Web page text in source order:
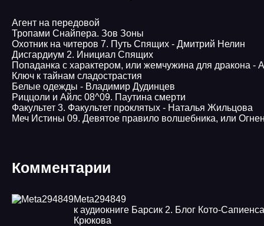
Агент на передовой
Тропами Снайпера. Зов Зоны
Охотник на читеров 7. Путь Спящих - Дмитрий Нелин
Дисгардиум 2. Инициал Спящих
Попаданка с характером, или жемчужина для дракона -
Ключ к тайнам сладострастия
Белые одежды - Владимир Дудинцев
Pиццоли и Айлс 08^09. Паутина смерти
Факультет 3. Факультет проклятых - Наталья Жильцова
Меч Истины 09. Девятое правило волшебника, или
Комментарии
Meta294849
к аудиокниге Барсик 2. Блог Кото-
Крюкова